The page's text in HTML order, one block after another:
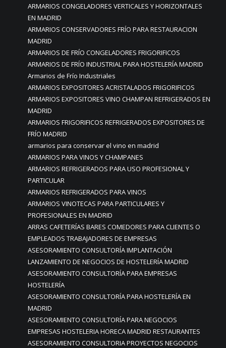
ARMARIOS CONGELADORES VERTICALES Y HORIZONTALES
EN MADRID
ARMARIOS CONSERVADORES FRÍO PARA RESTAURACION
MADRID
ARMARIOS DE FRÍO CONGELADORES FRIGORIFICOS
ARMARIOS DE FRÍO INDUSTRIAL PARA HOSTELERÍA MADRID
Armarios de Frío Industriales
ARMARIOS EXPOSITORES ACRISTALADOS FRIGORIFICOS
ARMARIOS EXPOSITORES VINO CHAMPAN REFRIGERADOS EN
MADRID
ARMARIOS FRIGORIFICOS REFRIGERADOS EXPOSITORES DE
FRÍO MADRID
armarios para conservar el vino en madrid
ARMARIOS PARA VINOS Y CHAMPANES
ARMARIOS REFRIGERADOS PARA USO PROFESIONAL Y
PARTICULAR
ARMARIOS REFRIGERADOS PARA VINOS
ARMARIOS VINOTECAS PARA PARTICULARES Y
PROFESIONALES EN MADRID
ARRAS CAFETERÍAS BARES COMEDORES PARA CLIENTES O
EMPLEADOS TRABAJADORES DE EMPRESAS
ASESORAMIENTO CONSULTORÍA IMPLANTACIÓN
LANZAMIENTO DE NEGOCIOS DE HOSTELERÍA MADRID
ASESORAMIENTO CONSULTORÍA PARA EMPRESAS
HOSTELERÍA
ASESORAMIENTO CONSULTORÍA PARA HOSTELERÍA EN
MADRID
ASESORAMIENTO CONSULTORÍA PARA NEGOCIOS
EMPRESAS HOSTELERIA HORECA MADRID RESTAURANTES
ASESORAMIENTO CONSULTORIA PROYECTOS NEGOCIOS